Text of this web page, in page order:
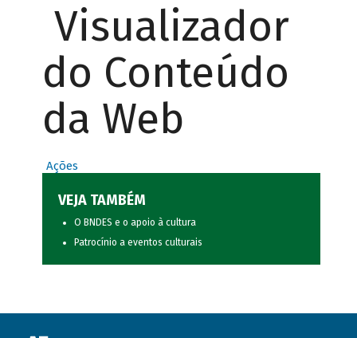
Visualizador
do Conteúdo
da Web
Ações
VEJA TAMBÉM
O BNDES e o apoio à cultura
Patrocínio a eventos culturais